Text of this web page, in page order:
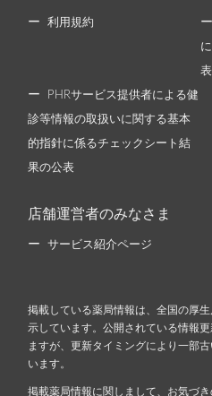
利用規約
表
PHRサービス提供者による健
診等情報の取扱いに関する基本
的指針に係るチェックシート結
果の公表
店舗運営者のみなさま
サービス紹介ページ
掲載している薬局情報は、全国の厚
示しています。公開されている情報
ますが、更新タイミングにより一部
います。
掲載薬局情報に関しまして、お気づ